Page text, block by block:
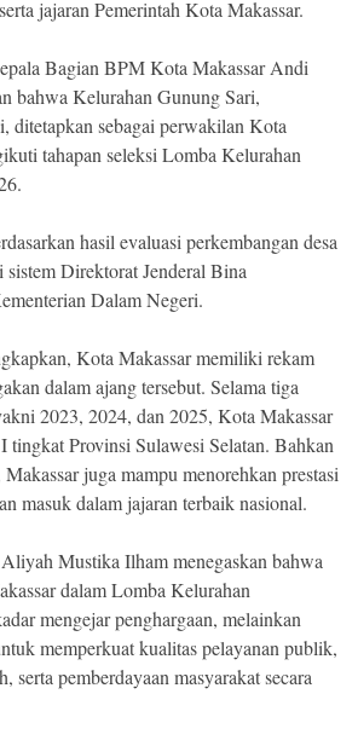
jajaran Pemerintah Kota Makassar.
Bagian BPM Kota Makassar Andi
bahwa Kelurahan Gunung Sari,
ditetapkan sebagai perwakilan Kota
tahapan seleksi Lomba Kelurahan
hasil evaluasi perkembangan desa
Direktorat Jenderal Bina
Dalam Negeri.
Kota Makassar memiliki rekam
dalam ajang tersebut. Selama tiga
2023, 2024, dan 2025, Kota Makassar
tingkat Provinsi Sulawesi Selatan. Bahkan
juga mampu menorehkan prestasi
masuk dalam jajaran terbaik nasional.
Mustika Ilham menegaskan bahwa
dalam Lomba Kelurahan
mengejar penghargaan, melainkan
memperkuat kualitas pelayanan publik,
serta pemberdayaan masyarakat secara